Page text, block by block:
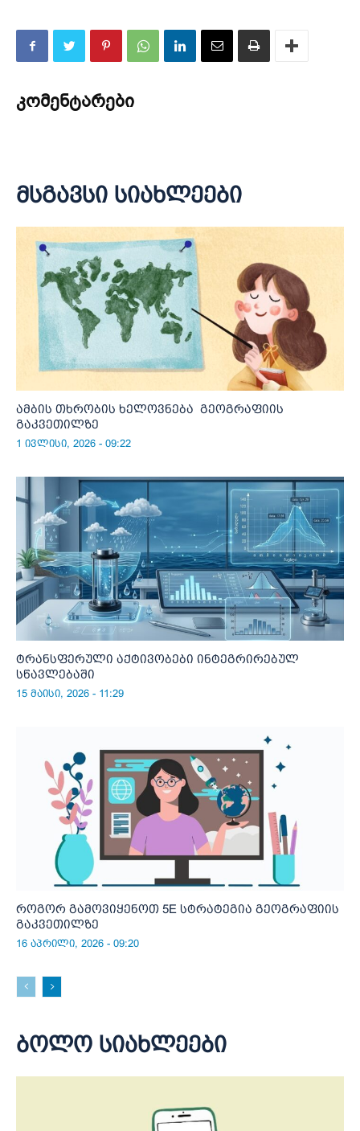
კომენტარები
მსგავსი სიახლეები
ამბის თხრობის ხელოვნება გეოგრაფიის
გაკვეთილზე
1 ივლისი, 2026 - 09:22
ტრანსფერული აქტივობები ინტეგრირებულ
სწავლებაში
15 მაისი, 2026 - 11:29
როგორ გამოვიყენოთ 5E სტრატეგია გეოგრაფიის
გაკვეთილზე
16 აპრილი, 2026 - 09:20
ბოლო სიახლეები